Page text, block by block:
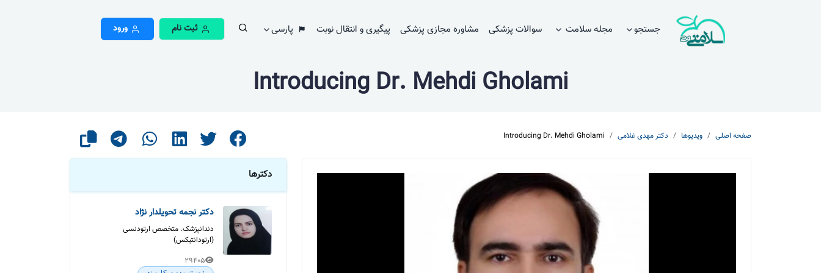
جستجو مجله سلامت سوالات پزشکی مشاوره مجازی پزشکی پیگیری و انتقال نوبت پارسی ثبت نام ورود
Introducing Dr. Mehdi Gholami
صفحه اصلی ویدیوها دکتر مهدی غلامی Introducing Dr. Mehdi Gholami
دکترها
دکتر نجمه تحویلدار نژاد
دندانپزشک. متخصص ارتودنسی
(ارتودانتیکس)
29405